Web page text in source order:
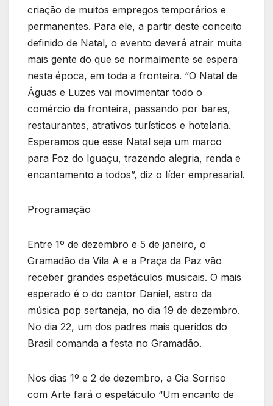
criação de muitos empregos temporários e
permanentes. Para ele, a partir deste conceito
definido de Natal, o evento deverá atrair muita
mais gente do que se normalmente se espera
nesta época, em toda a fronteira. “O Natal de
Águas e Luzes vai movimentar todo o
comércio da fronteira, passando por bares,
restaurantes, atrativos turísticos e hotelaria.
Esperamos que esse Natal seja um marco
para Foz do Iguaçu, trazendo alegria, renda e
encantamento a todos”, diz o líder empresarial.
Programação
Entre 1º de dezembro e 5 de janeiro, o
Gramadão da Vila A e a Praça da Paz vão
receber grandes espetáculos musicais. O mais
esperado é o do cantor Daniel, astro da
música pop sertaneja, no dia 19 de dezembro.
No dia 22, um dos padres mais queridos do
Brasil comanda a festa no Gramadão.
Nos dias 1º e 2 de dezembro, a Cia Sorriso
com Arte fará o espetáculo “Um encanto de